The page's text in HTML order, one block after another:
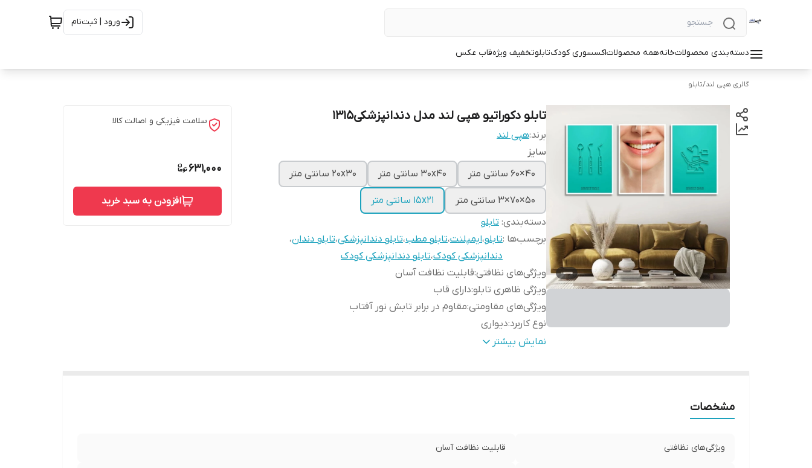
ورود | ثبت‌نام
دسته‌بندی محصولاتخانههمه محصولاتاکسسوری کودکتابلوتخفیف ویژهقاب عکس
گالری هپی لند/تابلو
تابلو دکوراتیو هپی لند مدل دندانپزشکی1315
برند:هپی لند
سایز
40×60 سانتی متر
30x40 سانتی متر 20x30 سانتی متر
50×70×3 سانتی متر
15x21 سانتی متر
دسته‌بندی: تابلو
برچسب‌ها :تابلو،ایمپلنت،تابلو مطب،تابلو دندانپزشکی،تابلو دندان،
دندانپزشکی کودک،تابلو دندانپزشکی کودک
ویژگی‌های نظافتی:قابلیت نظافت آسان
ویژگی ظاهری تابلو:دارای قاب
ویژگی‌های مقاومتی:مقاوم در برابر تابش نور آفتاب
نوع کاربرد:دیواری
جنس پی وی سی
نمایش بیشتر
سلامت فیزیکی و اصالت کالا
631,000
افزودن به سبد خرید
مشخصات
ویژگی‌های نظافتی قابلیت نظافت آسان